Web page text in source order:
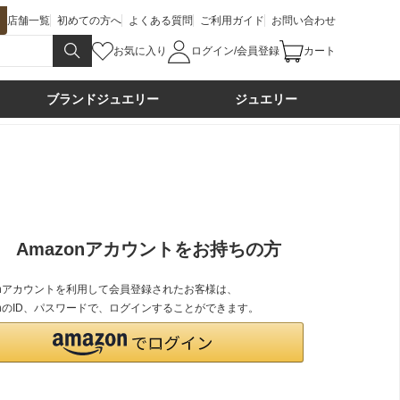
店舗一覧 初めての方へ よくある質問 ご利用ガイド お問い合わせ
お気に入り ログイン/会員登録 カート
ブランドジュエリー ジュエリー
Amazonアカウントをお持ちの方
カウントを利用して会員登録されたお客様は、
ID、パスワードで、ログインすることができます。